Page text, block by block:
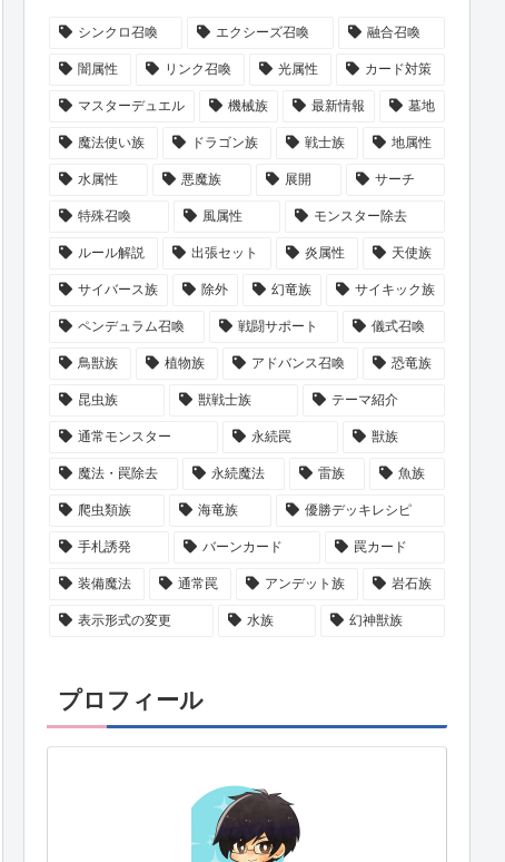
シンクロ召喚 エクシーズ召喚 融合召喚
闇属性 リンク召喚 光属性 カード対策
マスターデュエル 機械族 最新情報 墓地
魔法使い族 ドラゴン族 戦士族 地属性
水属性 悪魔族 展開 サーチ
特殊召喚 風属性 モンスター除去
ルール解説 出張セット 炎属性 天使族
サイバース族 除外 幻竜族 サイキック族
ペンデュラム召喚 戦闘サポート 儀式召喚
鳥獣族 植物族 アドバンス召喚 恐竜族
昆虫族 獣戦士族 テーマ紹介
通常モンスター 永続罠 獣族
魔法・罠除去 永続魔法 雷族 魚族
爬虫類族 海竜族 優勝デッキレシピ
手札誘発 バーンカード 罠カード
装備魔法 通常罠 アンデット族 岩石族
表示形式の変更 水族 幻神獣族
プロフィール